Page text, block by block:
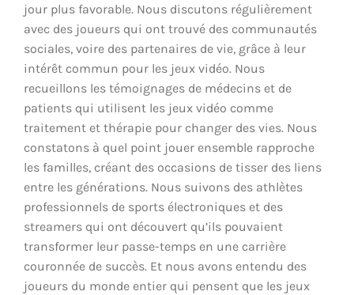
jour plus favorable. Nous discutons régulièrement
avec des joueurs qui ont trouvé des communautés
sociales, voire des partenaires de vie, grâce à leur
intérêt commun pour les jeux vidéo. Nous
recueillons les témoignages de médecins et de
patients qui utilisent les jeux vidéo comme
traitement et thérapie pour changer des vies. Nous
constatons à quel point jouer ensemble rapproche
les familles, créant des occasions de tisser des liens
entre les générations. Nous suivons des athlètes
professionnels de sports électroniques et des
streamers qui ont découvert qu’ils pouvaient
transformer leur passe-temps en une carrière
couronnée de succès. Et nous avons entendu des
joueurs du monde entier qui pensent que les jeux